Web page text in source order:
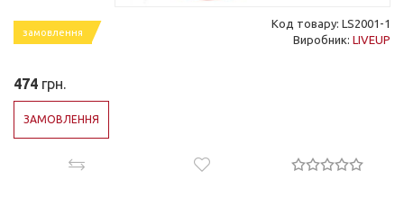
замовлення
Код товару: LS2001-1
Виробник: LIVEUP
474 грн.
ЗАМОВЛЕННЯ